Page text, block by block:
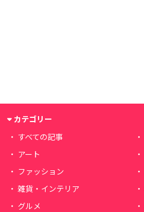
カテゴリー
すべての記事
アート
ファッション
雑貨・インテリア
グルメ